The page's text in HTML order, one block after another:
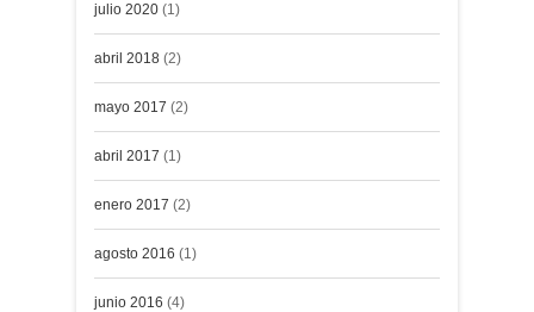
julio 2020 (1)
abril 2018 (2)
mayo 2017 (2)
abril 2017 (1)
enero 2017 (2)
agosto 2016 (1)
junio 2016 (4)